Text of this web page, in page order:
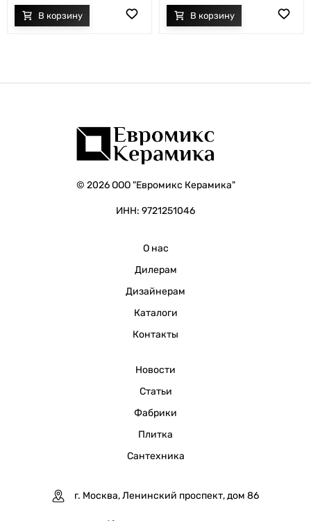
© 2026 ООО "Евромикс Керамика"
ИНН: 9721251046
О нас
Дилерам
Дизайнерам
Каталоги
Контакты
Новости
Статьи
Фабрики
Плитка
Сантехника
г. Москва, Ленинский проспект, дом 86